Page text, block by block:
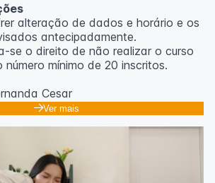
alteração de dados e horário e os
​​antecipadamente.
se o direito de não realizar o curso
mínimo de 20 inscritos.
Cesar
Ver mais